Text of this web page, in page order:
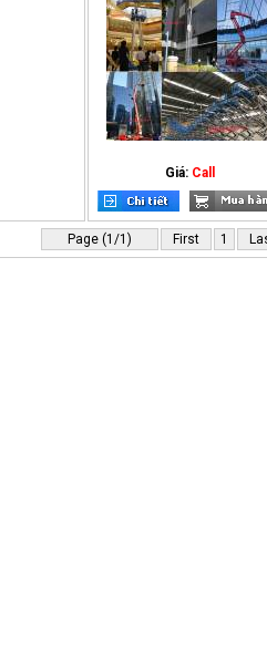
Giá: Call
Page (1/1) First 1